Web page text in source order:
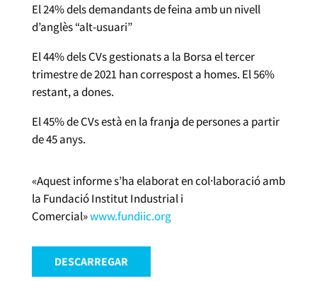
El 24% dels demandants de feina amb un nivell
d’anglès “alt-usuari”
El 44% dels CVs gestionats a la Borsa el tercer
trimestre de 2021 han correspost a homes. El 56%
restant, a dones.
El 45% de CVs està en la franja de persones a partir
de 45 anys.
«Aquest informe s’ha elaborat en col·laboració amb
la Fundació Institut Industrial i
Comercial»www.fundiic.org
DESCARREGAR